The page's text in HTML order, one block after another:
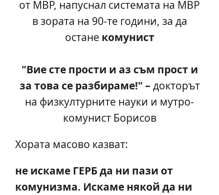
от МВР, напуснал системата на МВР
в зората на 90-те години, за да
остане комунист
"Вие сте прости и аз съм прост и
за това се разбираме!" – докторът
на физкултурните науки и мутро-
комунист Борисов
Хората масово казват:
не искаме ГЕРБ да ни пази от
комунизма. Искаме някой да ни